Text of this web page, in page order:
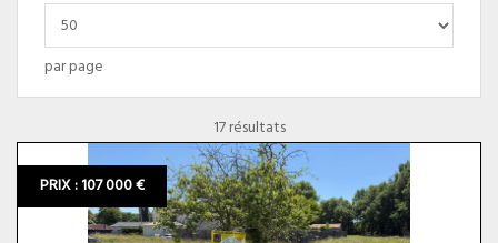
Nb
par
page
:
par page
17 résultats
PRIX : 107 000 €